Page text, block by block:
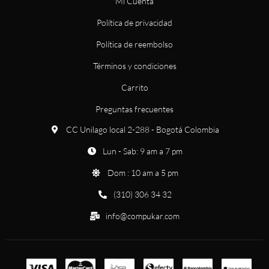
Política de privacidad
Política de reembolso
Términos y condiciones
Carrito
Preguntas frecuentes
CC Unilago local 2-288 - Bogotá Colombia
Lun - Sab: 9 am a 7 pm
Dom : 10 am a 5 pm
(310) 306 34 32
info@compukar.com